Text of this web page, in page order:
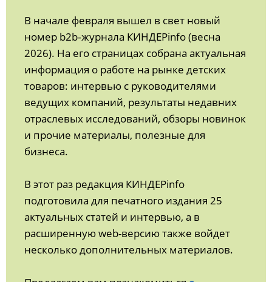
В начале февраля вышел в свет новый
номер b2b‑журнала КИНДЕРinfo (весна
2026). На его страницах собрана актуальная
информация о работе на рынке детских
товаров: интервью с руководителями
ведущих компаний, результаты недавних
отраслевых исследований, обзоры новинок
и прочие материалы, полезные для
бизнеса.
В этот раз редакция КИНДЕРinfo
подготовила для печатного издания 25
актуальных статей и интервью, а в
расширенную web-версию также войдет
несколько дополнительных материалов.